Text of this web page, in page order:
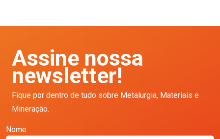
Assine nossa
newsletter!
Fique por dentro de tudo sobre Metalurgia, Materiais e
Mineração.
Nome